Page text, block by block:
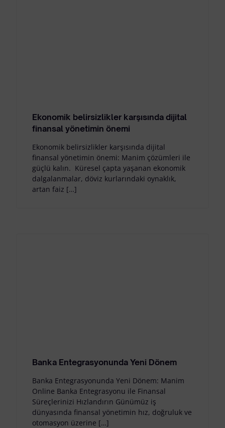
Ekonomik belirsizlikler karşısında dijital
finansal yönetimin önemi
Ekonomik belirsizlikler karşısında dijital
finansal yönetimin önemi: Manim çözümleri ile
güçlü kalın. Küresel çapta yaşanan ekonomik
dalgalanmalar, döviz kurlarındaki oynaklık,
artan faiz […]
Banka Entegrasyonunda Yeni Dönem
Banka Entegrasyonunda Yeni Dönem: Manim
Online Banka Entegrasyonu ile Finansal
Süreçlerinizi Hızlandırın Günümüz iş
dünyasında finansal yönetimin hız, doğruluk ve
otomasyon üzerine […]